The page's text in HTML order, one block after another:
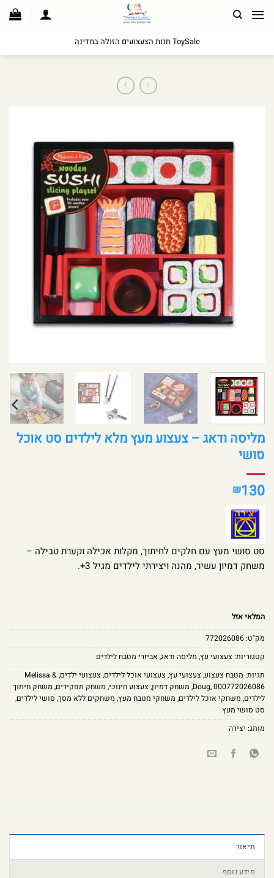
לתוכן
ToySale חנות הצעצועים הזולה במדינה
מליסה ודאג – צעצוע מעץ מלא לילדים סט אוכל
סושי
₪130
סט סושי מעץ עם חלקים לחיתוך, מקלות אכילה וקערת טבילה –
משחק דמיון עשיר, מהנה ויצירתי לילדים מגיל 3+.
המלאי אזל
מק"ט:772026086
קטגוריות: צעצועי עץ, מליסה ודאג, אביזרי מטבח לילדים
תגיות: מטבח צעצוע, צעצועי עץ, צעצועי אוכל לילדים, צעצועי ילדים,
Melissa &
Doug,000772026086
, משחק דמיון, צעצוע חינוכי, משחק תפקידים, משחק חיתוך
לילדים, משחקי אוכל לילדים, משחקי מטבח מעץ, משחקים ללא מסך, סושי לילדים,
סט סושי מעץ
מותג: יצירה
תיאור
מידע נוסף